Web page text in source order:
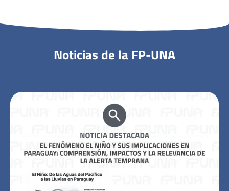
Noticias de la FP-UNA